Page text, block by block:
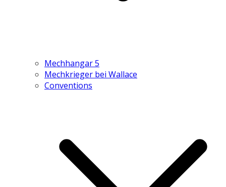
Mechhangar 5
Mechkrieger bei Wallace
Conventions